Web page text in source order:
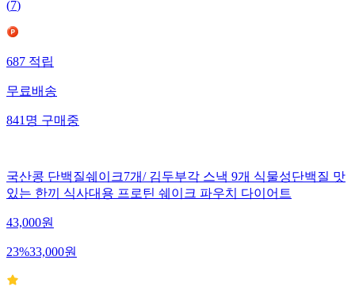
(7)
687적립
무료배송
841명구매중
국산콩 단백질쉐이크7개/ 김두부각 스낵 9개 식물성단백질 맛
있는 한끼 식사대용 프로틴 쉐이크 파우치 다이어트
43,000원
23%33,000원